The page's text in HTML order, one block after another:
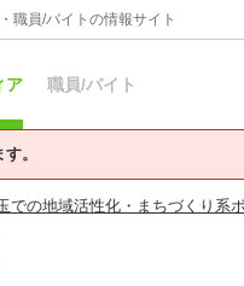
職員/バイトの情報サイト
ア 職員/バイト
。
での地域活性化・まちづくり系